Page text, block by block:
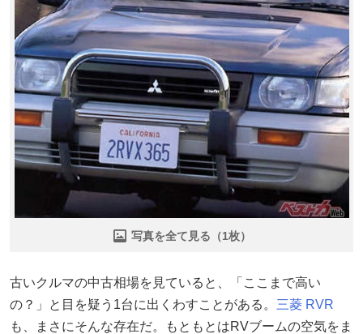
写真を全て見る（1枚）
古いクルマの中古相場を見ていると、「ここまで高い
の？」と目を疑う1台に出くわすことがある。 三菱 RVR
も、まさにそんな存在だ。もともとはRVブームの空気をま